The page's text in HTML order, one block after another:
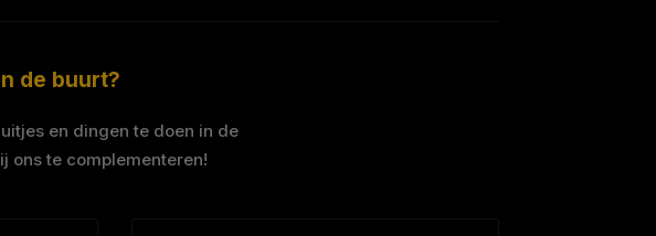
de buurt?
en dingen te doen in de
ons te complementeren!